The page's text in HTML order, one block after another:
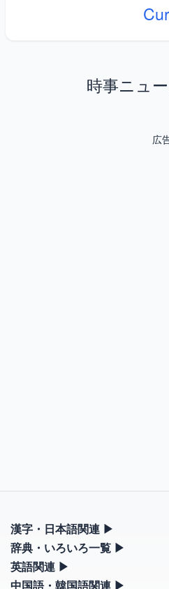
時事ニュ
広
漢字・日本語関連 ▶
漢字の読み方検索、手書き入力、
人名漢字辞典 -
辞典・いろいろ一覧 ▶
部首・画数別の漢字一覧、熟語辞
リファレンスツ
英語関連 ▶
カタカナ語・略語の意味検索、発
中国語・韓国語関連 ▶